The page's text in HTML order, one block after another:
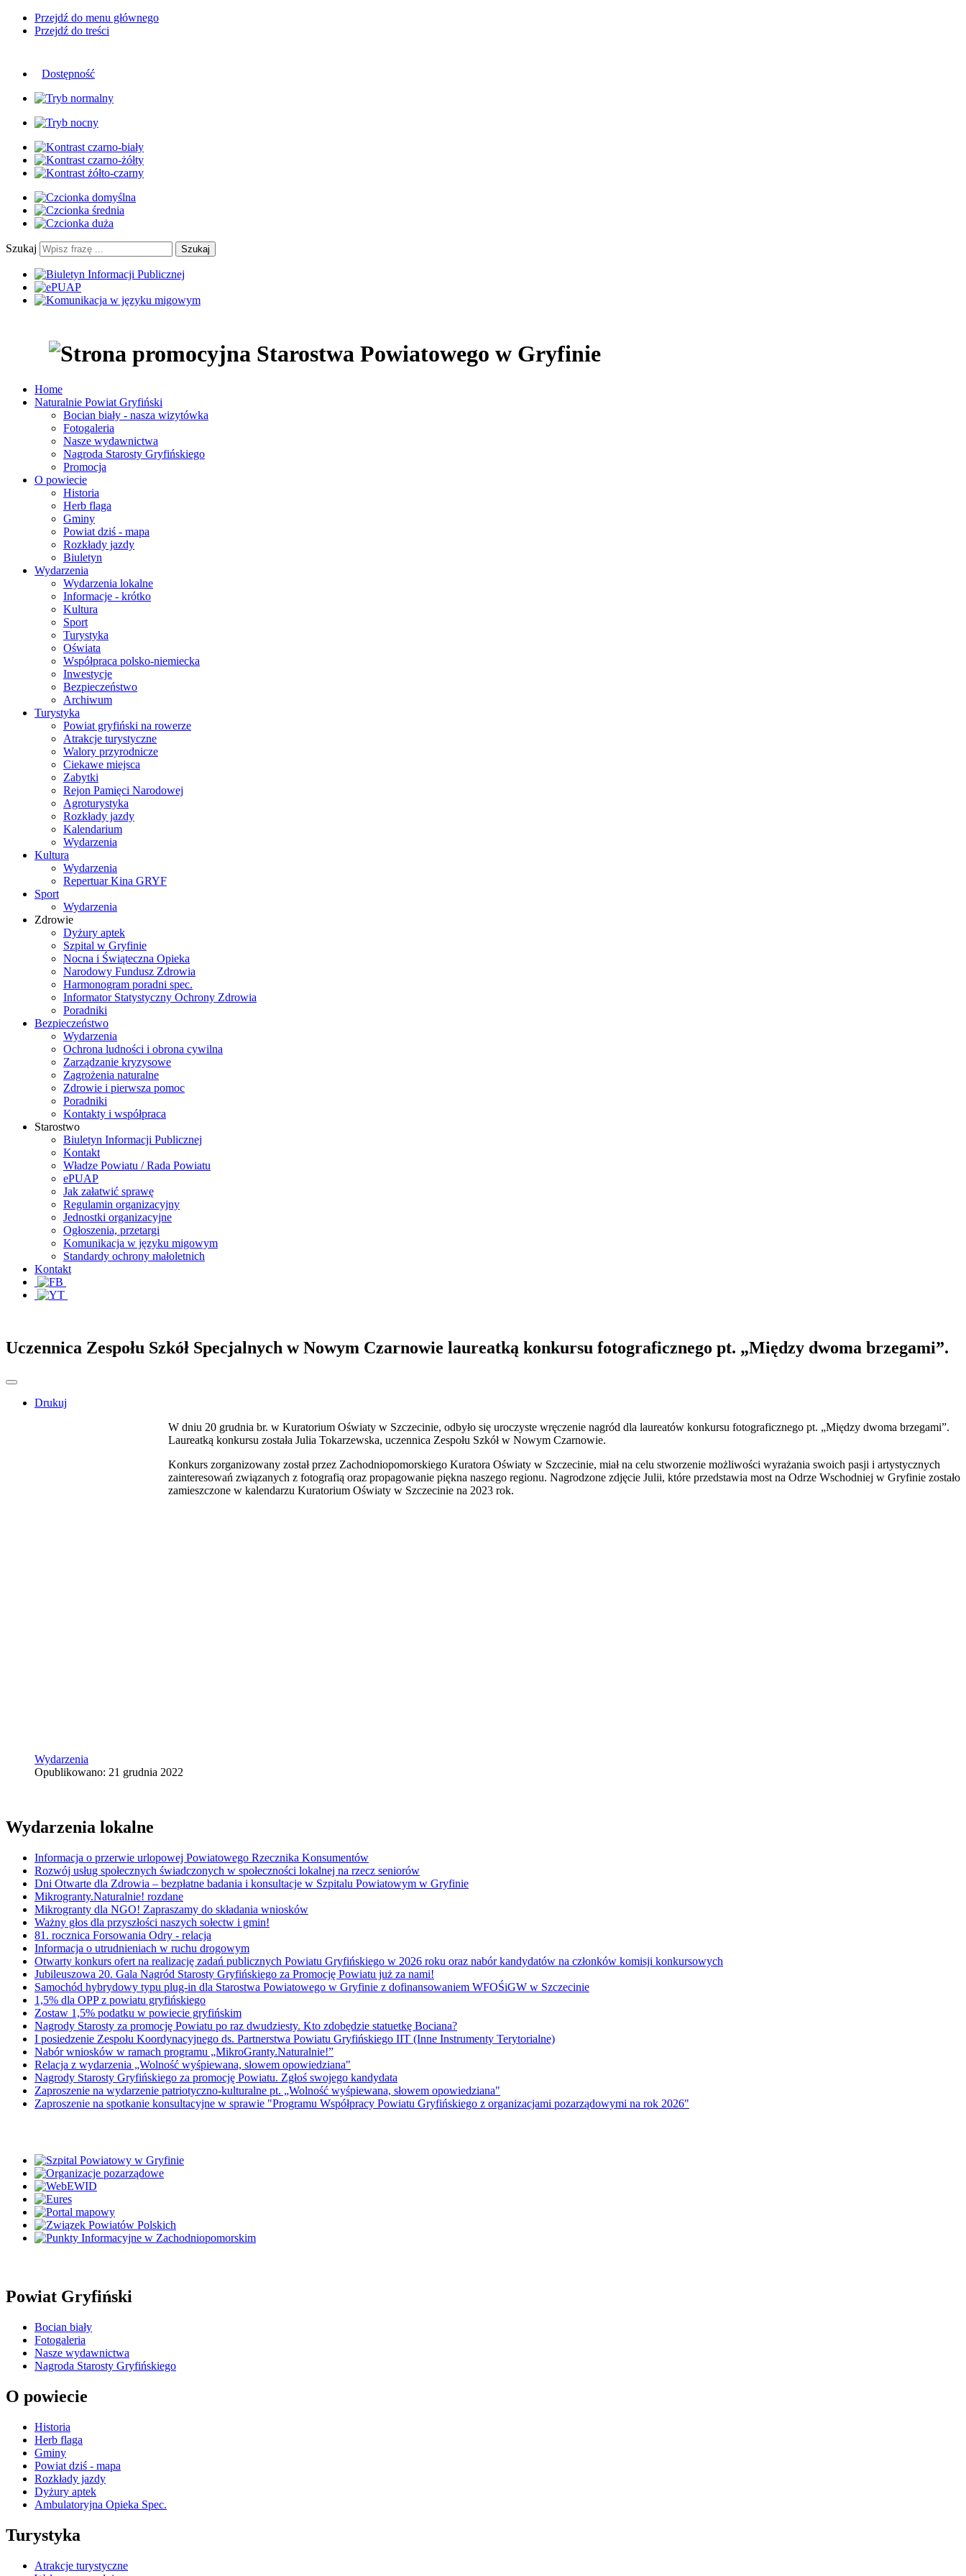
Przejdź do menu głównego
Przejdź do treści
Dostępność
Szukaj Szukaj
Home
Naturalnie Powiat Gryfiński
Bocian biały - nasza wizytówka
Fotogaleria
Nasze wydawnictwa
Nagroda Starosty Gryfińskiego
Promocja
O powiecie
Historia
Herb flaga
Gminy
Powiat dziś - mapa
Rozkłady jazdy
Biuletyn
Wydarzenia
Wydarzenia lokalne
Informacje - krótko
Kultura
Sport
Turystyka
Oświata
Współpraca polsko-niemiecka
Inwestycje
Bezpieczeństwo
Archiwum
Turystyka
Powiat gryfiński na rowerze
Atrakcje turystyczne
Walory przyrodnicze
Ciekawe miejsca
Zabytki
Rejon Pamięci Narodowej
Agroturystyka
Rozkłady jazdy
Kalendarium
Wydarzenia
Kultura
Wydarzenia
Repertuar Kina GRYF
Sport
Wydarzenia
Zdrowie
Dyżury aptek
Szpital w Gryfinie
Nocna i Świąteczna Opieka
Narodowy Fundusz Zdrowia
Harmonogram poradni spec.
Informator Statystyczny Ochrony Zdrowia
Poradniki
Bezpieczeństwo
Wydarzenia
Ochrona ludności i obrona cywilna
Zarządzanie kryzysowe
Zagrożenia naturalne
Zdrowie i pierwsza pomoc
Poradniki
Kontakty i współpraca
Starostwo
Biuletyn Informacji Publicznej
Kontakt
Władze Powiatu / Rada Powiatu
ePUAP
Jak załatwić sprawę
Regulamin organizacyjny
Jednostki organizacyjne
Ogłoszenia, przetargi
Komunikacja w języku migowym
Standardy ochrony małoletnich
Kontakt
Uczennica Zespołu Szkół Specjalnych w Nowym Czarnowie laureatką konkursu fotograficznego pt. „Między dwoma brzegami”.
Drukuj
W dniu 20 grudnia br. w Kuratorium Oświaty w Szczecinie, odbyło się uroczyste wręczenie nagród dla laureatów konkursu fotograficznego pt. „Między dwoma brzegami”.
Laureatką konkursu została Julia Tokarzewska, uczennica Zespołu Szkół w Nowym Czarnowie.
Konkurs zorganizowany został przez Zachodniopomorskiego Kuratora Oświaty w Szczecinie, miał na celu stworzenie możliwości wyrażania swoich pasji i artystycznych
zainteresowań związanych z fotografią oraz propagowanie piękna naszego regionu. Nagrodzone zdjęcie Julii, które przedstawia most na Odrze Wschodniej w Gryfinie zostało
zamieszczone w kalendarzu Kuratorium Oświaty w Szczecinie na 2023 rok.
Wydarzenia
Opublikowano: 21 grudnia 2022
Wydarzenia lokalne
Informacja o przerwie urlopowej Powiatowego Rzecznika Konsumentów
Rozwój usług społecznych świadczonych w społeczności lokalnej na rzecz seniorów
Dni Otwarte dla Zdrowia – bezpłatne badania i konsultacje w Szpitalu Powiatowym w Gryfinie
Mikrogranty.Naturalnie! rozdane
Mikrogranty dla NGO! Zapraszamy do składania wniosków
Ważny głos dla przyszłości naszych sołectw i gmin!
81. rocznica Forsowania Odry - relacja
Informacja o utrudnieniach w ruchu drogowym
Otwarty konkurs ofert na realizację zadań publicznych Powiatu Gryfińskiego w 2026 roku oraz nabór kandydatów na członków komisji konkursowych
Jubileuszowa 20. Gala Nagród Starosty Gryfińskiego za Promocję Powiatu już za nami!
Samochód hybrydowy typu plug-in dla Starostwa Powiatowego w Gryfinie z dofinansowaniem WFOŚiGW w Szczecinie
1,5% dla OPP z powiatu gryfińskiego
Zostaw 1,5% podatku w powiecie gryfińskim
Nagrody Starosty za promocję Powiatu po raz dwudziesty. Kto zdobędzie statuetkę Bociana?
I posiedzenie Zespołu Koordynacyjnego ds. Partnerstwa Powiatu Gryfińskiego IIT (Inne Instrumenty Terytorialne)
Nabór wniosków w ramach programu „MikroGranty.Naturalnie!”
Relacja z wydarzenia „Wolność wyśpiewana, słowem opowiedziana"
Nagrody Starosty Gryfińskiego za promocję Powiatu. Zgłoś swojego kandydata
Zaproszenie na wydarzenie patriotyczno-kulturalne pt. „Wolność wyśpiewana, słowem opowiedziana"
Zaproszenie na spotkanie konsultacyjne w sprawie "Programu Współpracy Powiatu Gryfińskiego z organizacjami pozarządowymi na rok 2026"
Powiat Gryfiński
Bocian biały
Fotogaleria
Nasze wydawnictwa
Nagroda Starosty Gryfińskiego
O powiecie
Historia
Herb flaga
Gminy
Powiat dziś - mapa
Rozkłady jazdy
Dyżury aptek
Ambulatoryjna Opieka Spec.
Turystyka
Atrakcje turystyczne